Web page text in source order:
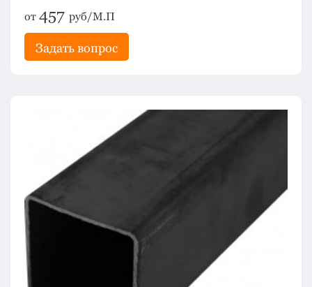
от 457 руб/М.П
Задать вопрос